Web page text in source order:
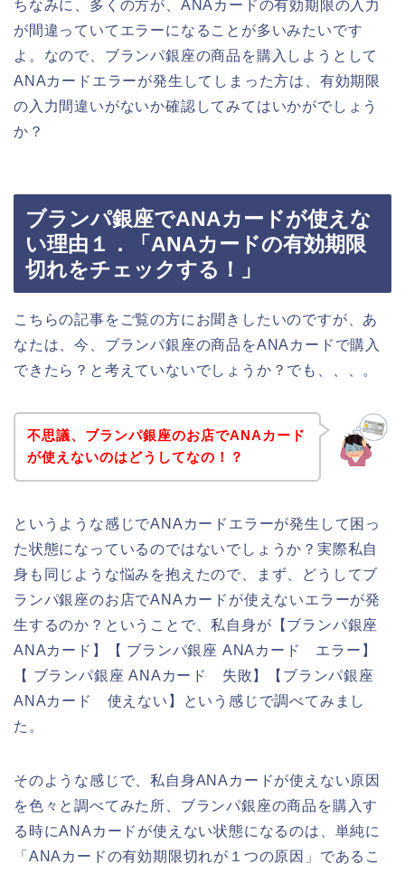
ちなみに、多くの方が、ANAカードの有効期限の入力
が間違っていてエラーになることが多いみたいです
よ。なので、ブランパ銀座の商品を購入しようとして
ANAカードエラーが発生してしまった方は、有効期限
の入力間違いがないか確認してみてはいかがでしょう
か？
ブランパ銀座でANAカードが使えな
い理由１．「ANAカードの有効期限
切れをチェックする！」
こちらの記事をご覧の方にお聞きしたいのですが、あ
なたは、今、ブランパ銀座の商品をANAカードで購入
できたら？と考えていないでしょうか？でも、、、。
不思議、ブランパ銀座のお店でANAカード
が使えないのはどうしてなの！？
というような感じでANAカードエラーが発生して困っ
た状態になっているのではないでしょうか？実際私自
身も同じような悩みを抱えたので、まず、どうしてブ
ランパ銀座のお店でANAカードが使えないエラーが発
生するのか？ということで、私自身が【ブランパ銀座
ANAカード】【 ブランパ銀座 ANAカード エラー】
【 ブランパ銀座 ANAカード 失敗】【ブランパ銀座
ANAカード 使えない】という感じで調べてみまし
た。
そのような感じで、私自身ANAカードが使えない原因
を色々と調べてみた所、ブランパ銀座の商品を購入す
る時にANAカードが使えない状態になるのは、単純に
「ANAカードの有効期限切れが１つの原因」であるこ